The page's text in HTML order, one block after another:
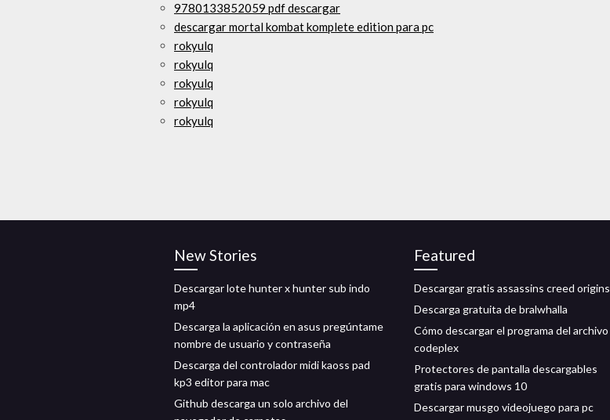
9780133852059 pdf descargar
descargar mortal kombat komplete edition para pc
rokyulq
rokyulq
rokyulq
rokyulq
rokyulq
New Stories
Descargar lote hunter x hunter sub indo
mp4
Descarga la aplicación en asus pregúntame
nombre de usuario y contraseña
Descarga del controlador midi kaoss pad
kp3 editor para mac
Github descarga un solo archivo del
Featured
Descargar gratis assassins creed origins
Descarga gratuita de bralwhalla
Cómo descargar el programa del archivo
codeplex
Protectores de pantalla descargables
gratis para windows 10
Descargar musgo videojuego para pc